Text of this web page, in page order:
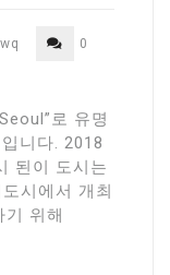
0
로 유명
니다. 2018
된이 도시는
시에서 개최
위해